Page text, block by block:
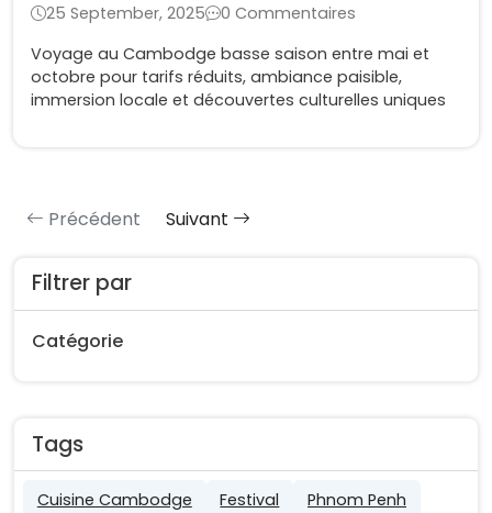
Filtrer par
Catégorie
Tags
Cuisine Cambodge Festival
Phnom Penh
25 September, 2025
0 Commentaires
Voyage au Cambodge basse saison entre mai et
octobre pour tarifs réduits, ambiance paisible,
immersion locale et découvertes culturelles uniques
Précédent Suivant